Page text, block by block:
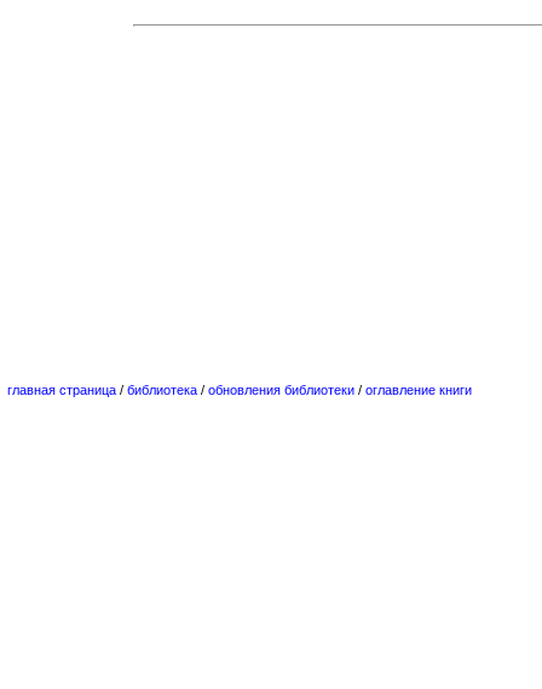
главная страница / библиотека / обновления библиотеки / оглавление книги